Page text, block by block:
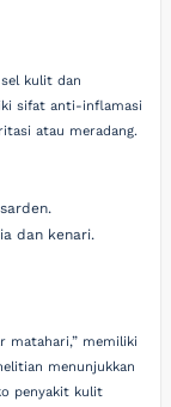
kulit dan
sifat anti-inflamasi
atau meradang.
dan kenari.
matahari,” memiliki
menunjukkan
penyakit kulit